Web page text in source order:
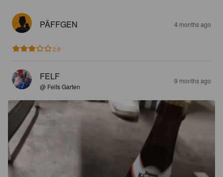
PÄFFGEN 4 months ago
2.9
FELF
@ Felfs Garten
9 months ago